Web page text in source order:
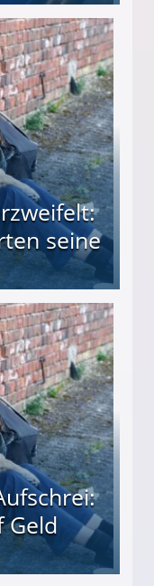
seine
Geld